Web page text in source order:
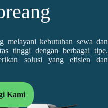
melayani kebutuhan sewa dan
tinggi dengan berbagai tipe.
solusi yang efisien dan
Kami